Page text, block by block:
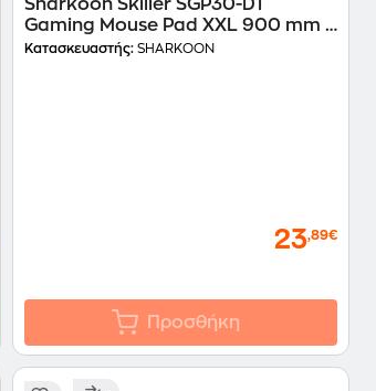
Sharkoon Skiller SGP30-D1
Gaming Mouse Pad XXL 900 mm -
Πολύχρωμο
Κατασκευαστής:SHARKOON
23,89€
Προσθήκη